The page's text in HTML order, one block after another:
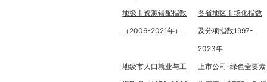
地级市资源错配指数
（2006-2021年）
各省地区市场化指数
及分项指数1997-
2023年
地级市人口就业与工
上市公司-绿色全要素